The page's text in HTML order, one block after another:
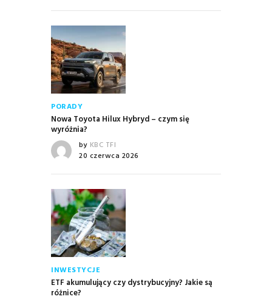
PORADY
Nowa Toyota Hilux Hybryd – czym się
wyróżnia?
by KBC TFI
20 czerwca 2026
INWESTYCJE
ETF akumulujący czy dystrybucyjny? Jakie są
różnice?